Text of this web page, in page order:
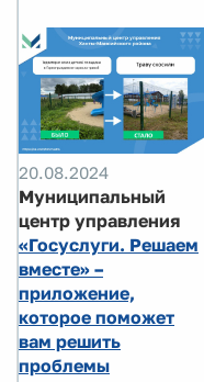
20.08.2024
Муниципальный
центр управления
«Госуслуги. Решаем
вместе» –
приложение,
которое поможет
вам решить
проблемы